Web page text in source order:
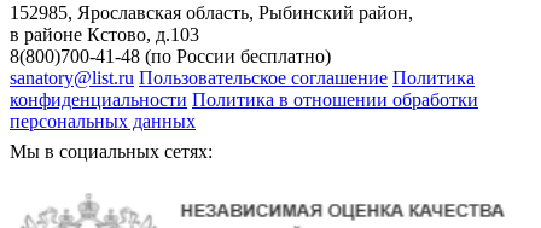
152985, Ярославская область, Рыбинский район,
в районе Кстово, д.103
8(800)700-41-48 (по России бесплатно)
sanatory@list.ru Пользовательское соглашение Политика
конфиденциальности Политика в отношении обработки
персональных данных
Мы в социальных сетях: